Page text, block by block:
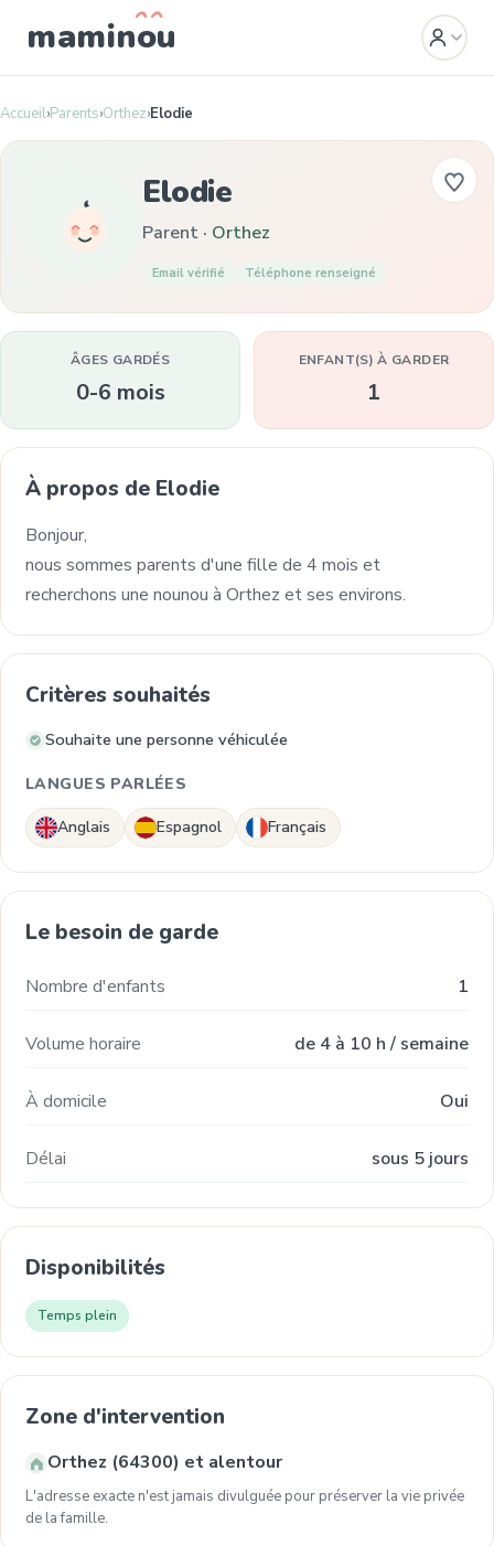
maminou
Accueil›Parents›Orthez›Elodie
Elodie
Parent · Orthez
Email vérifié Téléphone renseigné
ÂGES GARDÉS
0-6 mois
ENFANT(S) À GARDER
1
À propos de Elodie
Bonjour,
nous sommes parents d'une fille de 4 mois et
recherchons une nounou à Orthez et ses environs.
Critères souhaités
Souhaite une personne véhiculée
LANGUES PARLÉES
Anglais Espagnol Français
Le besoin de garde
Nombre d'enfants 1
Volume horaire de 4 à 10 h / semaine
À domicile Oui
Délai sous 5 jours
Disponibilités
Temps plein
Zone d'intervention
Orthez (64300) et alentour
L'adresse exacte n'est jamais divulguée pour préserver la vie privée
de la famille.